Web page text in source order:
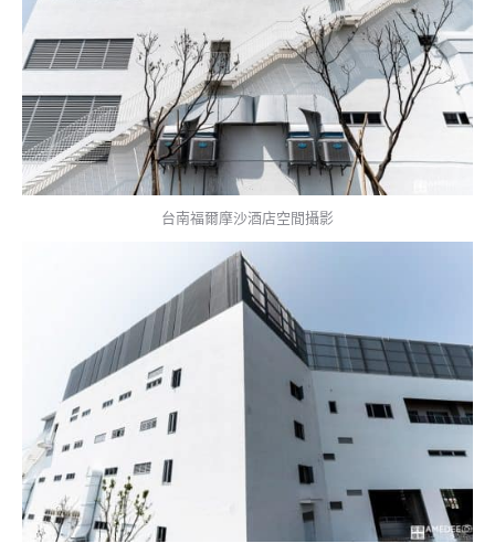
台南福爾摩沙酒店空間攝影